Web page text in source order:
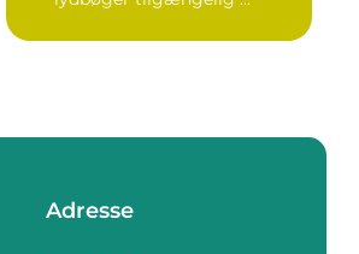
Adresse